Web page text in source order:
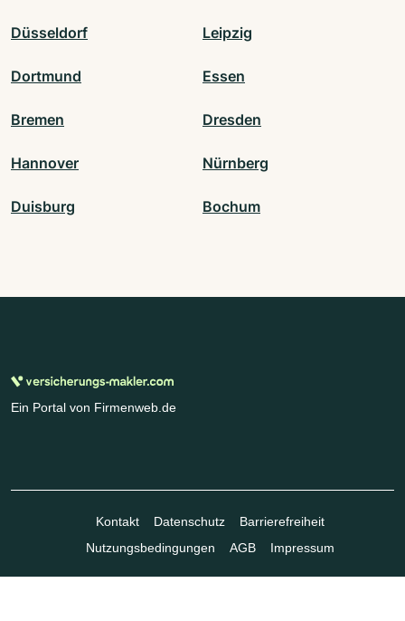
Düsseldorf Leipzig
Dortmund Essen
Bremen Dresden
Hannover Nürnberg
Duisburg Bochum
Ein Portal von Firmenweb.de
Kontakt Datenschutz
Barrierefreiheit
Nutzungsbedingungen
AGB Impressum